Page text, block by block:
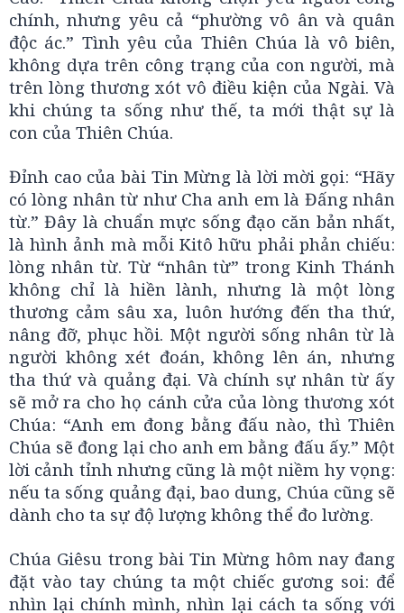
chính, nhưng yêu cả “phường vô ân và quân
độc ác.” Tình yêu của Thiên Chúa là vô biên,
không dựa trên công trạng của con người, mà
trên lòng thương xót vô điều kiện của Ngài. Và
khi chúng ta sống như thế, ta mới thật sự là
con của Thiên Chúa.
Đỉnh cao của bài Tin Mừng là lời mời gọi: “Hãy
có lòng nhân từ như Cha anh em là Đấng nhân
từ.” Đây là chuẩn mực sống đạo căn bản nhất,
là hình ảnh mà mỗi Kitô hữu phải phản chiếu:
lòng nhân từ. Từ “nhân từ” trong Kinh Thánh
không chỉ là hiền lành, nhưng là một lòng
thương cảm sâu xa, luôn hướng đến tha thứ,
nâng đỡ, phục hồi. Một người sống nhân từ là
người không xét đoán, không lên án, nhưng
tha thứ và quảng đại. Và chính sự nhân từ ấy
sẽ mở ra cho họ cánh cửa của lòng thương xót
Chúa: “Anh em đong bằng đấu nào, thì Thiên
Chúa sẽ đong lại cho anh em bằng đấu ấy.” Một
lời cảnh tỉnh nhưng cũng là một niềm hy vọng:
nếu ta sống quảng đại, bao dung, Chúa cũng sẽ
dành cho ta sự độ lượng không thể đo lường.
Chúa Giêsu trong bài Tin Mừng hôm nay đang
đặt vào tay chúng ta một chiếc gương soi: để
nhìn lại chính mình, nhìn lại cách ta sống với